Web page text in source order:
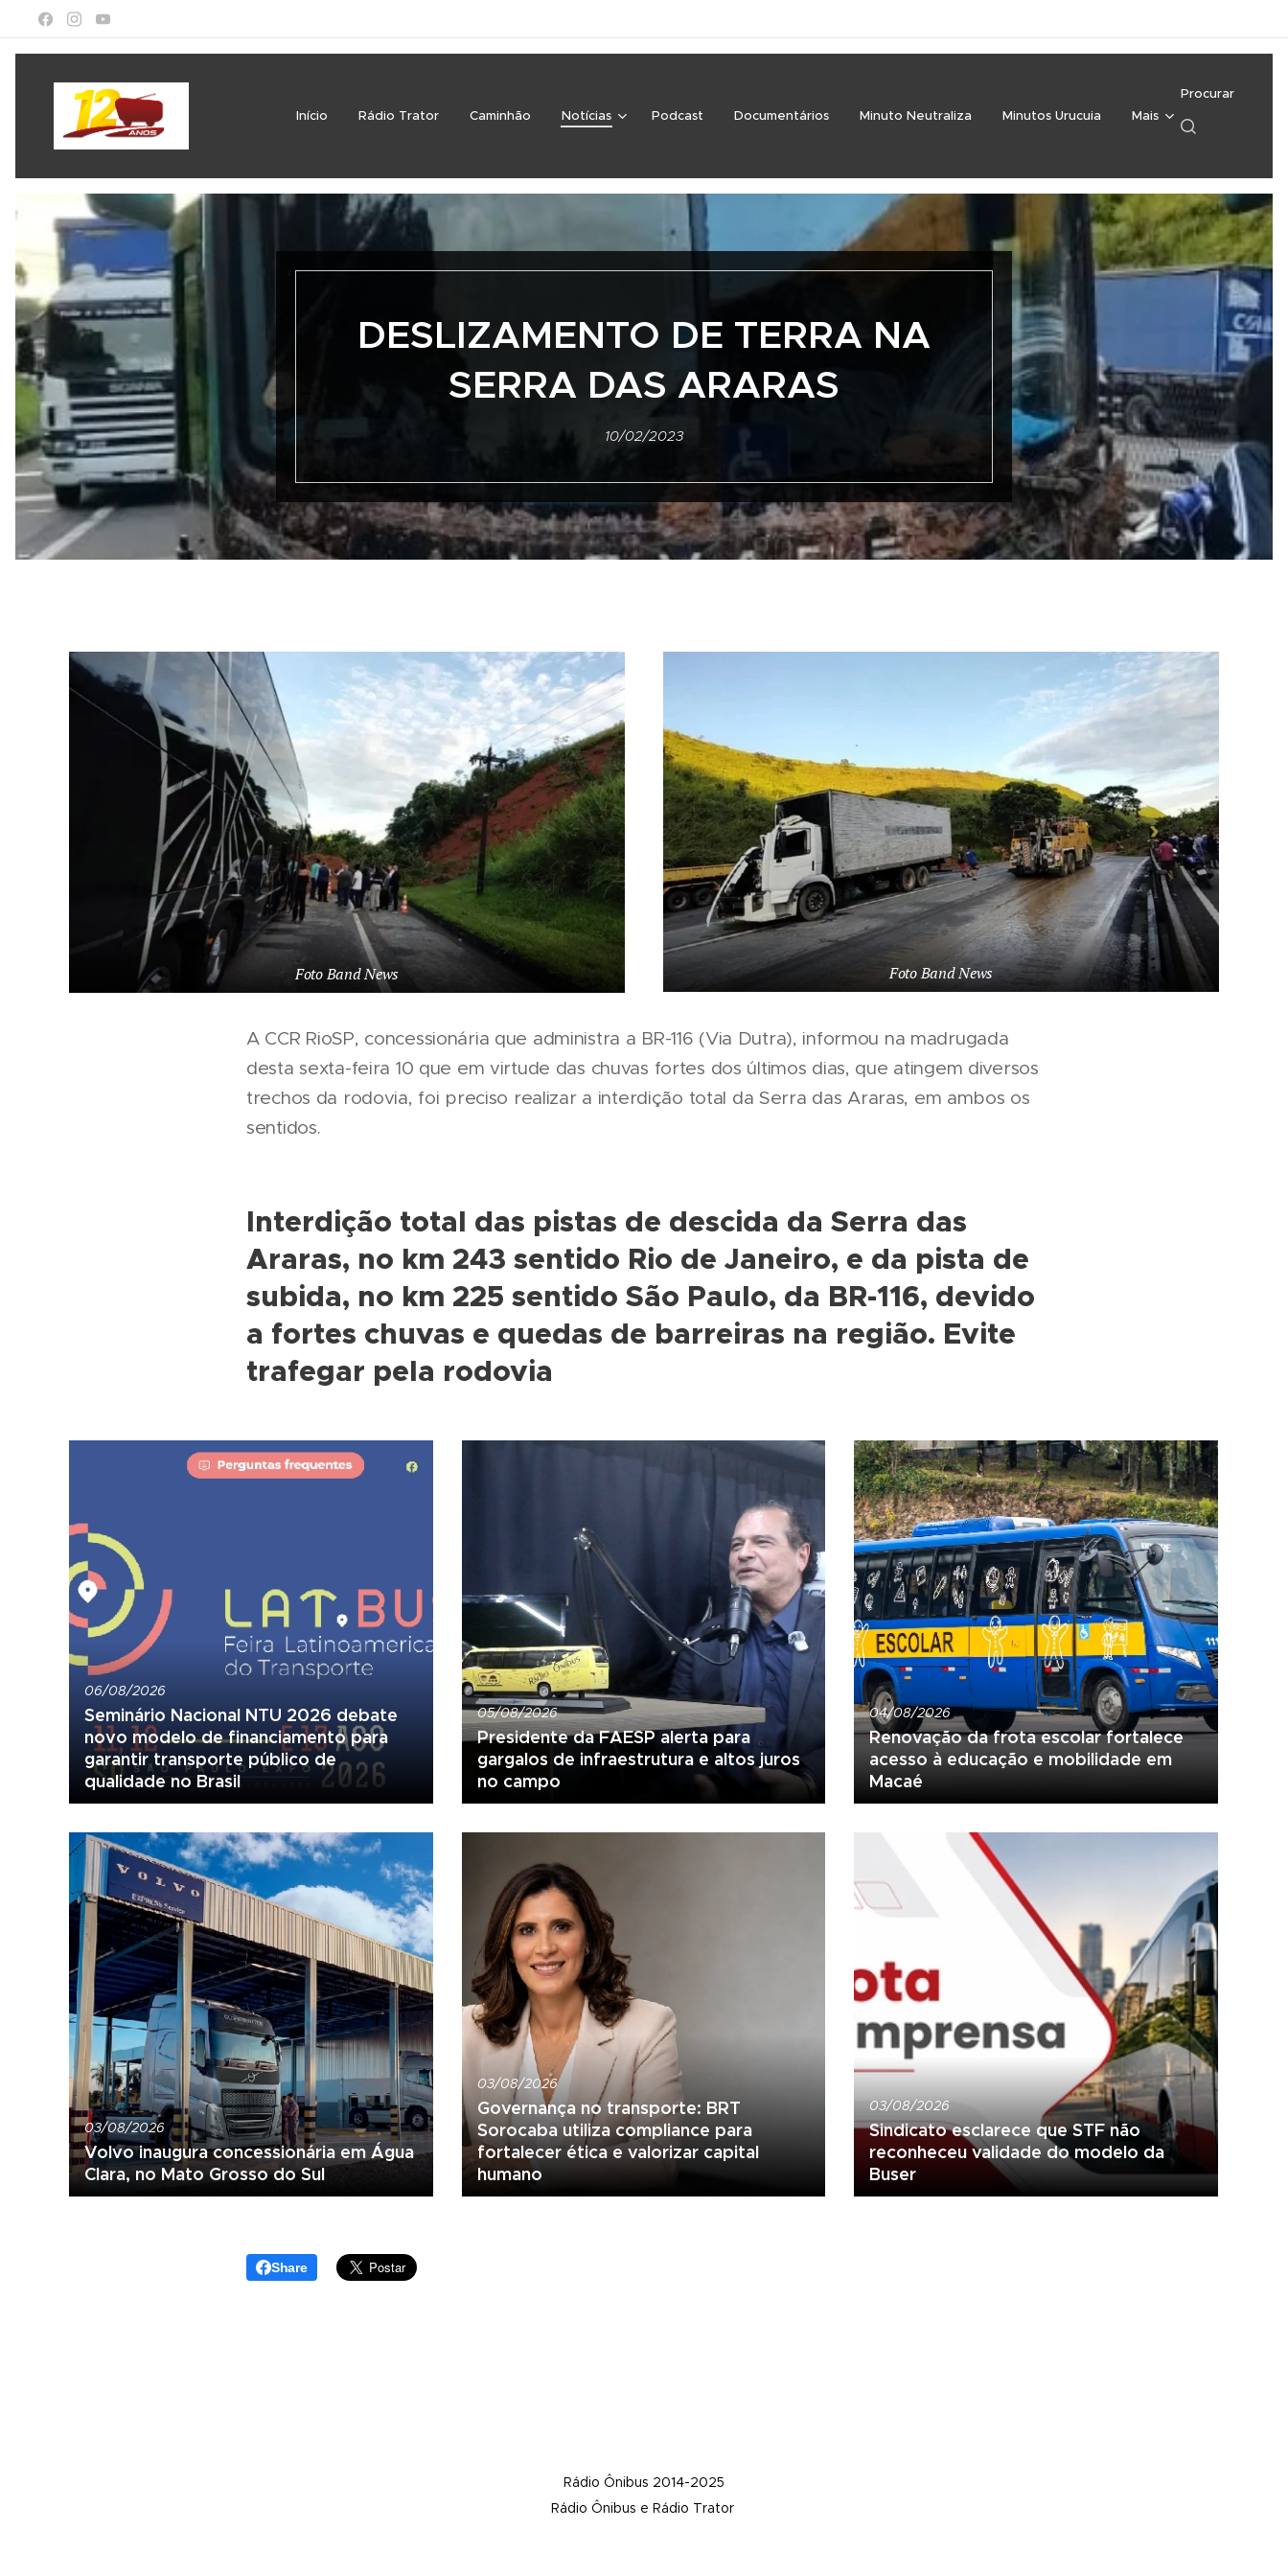
Início Rádio Trator Caminhão Notícias Podcast Documentários Minuto Neutraliza Minutos Urucuia Mais
Procurar
DESLIZAMENTO DE TERRA NA
SERRA DAS ARARAS
10/02/2023
Foto Band News Foto Band News
A CCR RioSP, concessionária que administra a BR-116 (Via Dutra), informou na madrugada
desta sexta-feira 10 que em virtude das chuvas fortes dos últimos dias, que atingem diversos
trechos da rodovia, foi preciso realizar a interdição total da Serra das Araras, em ambos os
sentidos.
Interdição total das pistas de descida da Serra das
Araras, no km 243 sentido Rio de Janeiro, e da pista de
subida, no km 225 sentido São Paulo, da BR-116, devido
a fortes chuvas e quedas de barreiras na região. Evite
trafegar pela rodovia
06/08/2026
Seminário Nacional NTU 2026 debate
novo modelo de financiamento para
garantir transporte público de
qualidade no Brasil
05/08/2026
Presidente da FAESP alerta para
gargalos de infraestrutura e altos juros
no campo
04/08/2026
Renovação da frota escolar fortalece
acesso à educação e mobilidade em
Macaé
03/08/2026
Volvo inaugura concessionária em Água
Clara, no Mato Grosso do Sul
03/08/2026
Governança no transporte: BRT
Sorocaba utiliza compliance para
fortalecer ética e valorizar capital
humano
03/08/2026
Sindicato esclarece que STF não
reconheceu validade do modelo da
Buser
Share
Rádio Ônibus 2014-2025
Rádio Ônibus e Rádio Trator